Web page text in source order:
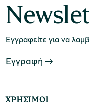
Εγγραφείτε για να
Εγγραφή
ΧΡΉΣΙΜΟΙ